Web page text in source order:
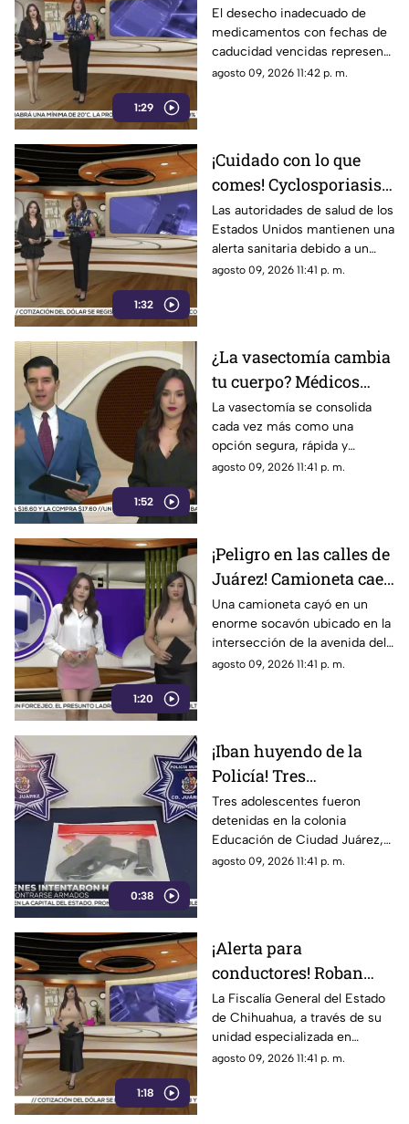
1:29
vencidos? Esta es la
forma correcta de
desecharlos sin poner
en riesgo tu salud
El desecho inadecuado de
medicamentos con fechas de
caducidad vencidas representa
un grave riesgo tanto para la
agosto 09, 2026 11:42 p. m.
1:32
¡Cuidado con lo que
comes! Cyclosporiasis
se extiende por 34
estados de EU y
Chihuahua permanece
bajo vigilancia
Las autoridades de salud de los
Estados Unidos mantienen una
alerta sanitaria debido a un
brote de ciclosporiasis que ya
Prevención de Enfermedades
agosto 09, 2026 11:41 p. m.
1:52
¿La vasectomía cambia
tu cuerpo? Médicos
aclaran qué ocurre
realmente después de
realizarse este
procedimiento
La vasectomía se consolida
cada vez más como una
opción segura, rápida y
responsable para la
agosto 09, 2026 11:41 p. m.
1:20
¡Peligro en las calles de
Juárez! Camioneta cae
en enorme socavón
tras las lluvias y
autoridades cierran la
zona
Una camioneta cayó en un
enorme socavón ubicado en la
intersección de la avenida del
Charro y la avenida de la Raza
agosto 09, 2026 11:41 p. m.
0:38
¡Iban huyendo de la
Policía! Tres
adolescentes son
detenidas en Juárez y
descubren un arma
oculta en la guantera
Tres adolescentes fueron
detenidas en la colonia
Educación de Ciudad Juárez,
Chihuahua, luego de
agosto 09, 2026 11:41 p. m.
1:18
¡Alerta para
conductores! Roban
vehículos en
Chihuahua, pero no
para quedárselos: este
es su verdadero
La Fiscalía General del Estado
de Chihuahua, a través de su
unidad especializada en
investigación de robo de
agosto 09, 2026 11:41 p. m.